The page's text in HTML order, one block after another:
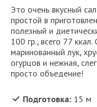
Это очень вкусный
простой в
полезный и
100 гр., всего 77
маринованный лук,
огурцов и нежная,
просто объедение!
Подготовка: 15 м